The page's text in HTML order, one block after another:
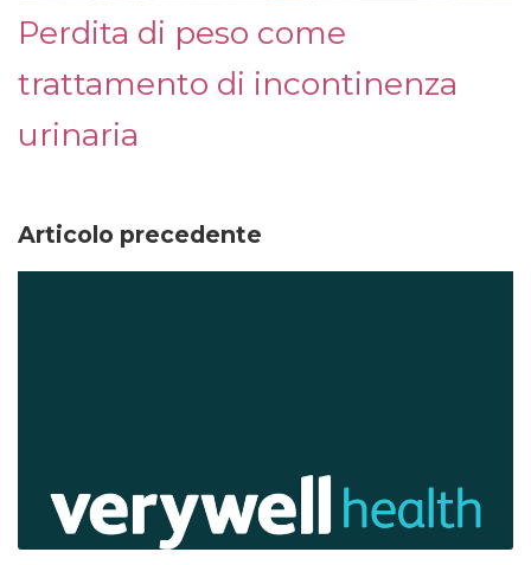
Perdita di peso come
trattamento di incontinenza
urinaria
Articolo precedente